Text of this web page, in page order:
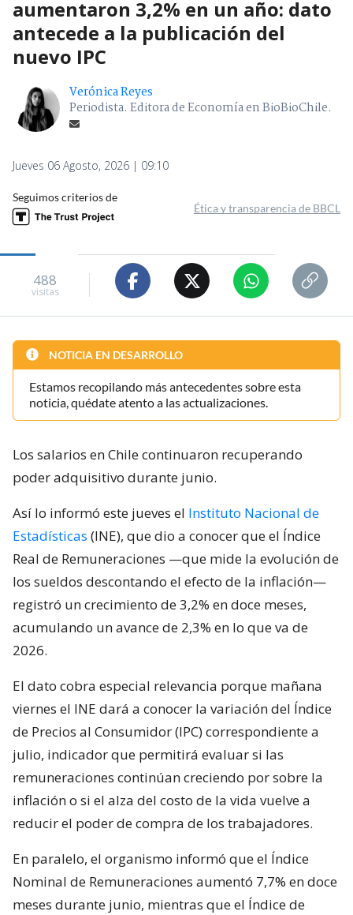
aumentaron 3,2% en un año: dato
antecede a la publicación del
nuevo IPC
Verónica Reyes
Periodista. Editora de Economía en BioBioChile.
Jueves 06 Agosto, 2026 | 09:10
Seguimos criterios de
Ética y transparencia de BBCL
488
visitas
NOTICIA EN DESARROLLO
Estamos recopilando más antecedentes sobre esta
noticia, quédate atento a las actualizaciones.
Los salarios en Chile continuaron recuperando
poder adquisitivo durante junio.
Así lo informó este jueves el Instituto Nacional de
Estadísticas (INE), que dio a conocer que el Índice
Real de Remuneraciones —que mide la evolución de
los sueldos descontando el efecto de la inflación—
registró un crecimiento de 3,2% en doce meses,
acumulando un avance de 2,3% en lo que va de
2026.
El dato cobra especial relevancia porque mañana
viernes el INE dará a conocer la variación del Índice
de Precios al Consumidor (IPC) correspondiente a
julio, indicador que permitirá evaluar si las
remuneraciones continúan creciendo por sobre la
inflación o si el alza del costo de la vida vuelve a
reducir el poder de compra de los trabajadores.
En paralelo, el organismo informó que el Índice
Nominal de Remuneraciones aumentó 7,7% en doce
meses durante junio, mientras que el Índice de